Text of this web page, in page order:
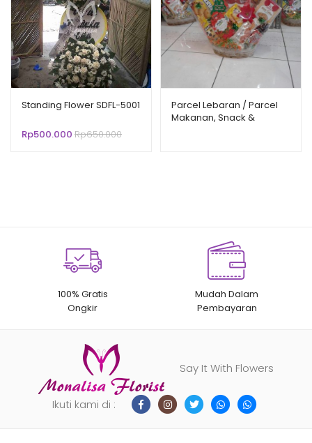
Standing Flower SDFL-5001
Rp500.000 Rp650.000
Parcel Lebaran / Parcel
Makanan, Snack &
100% Gratis
Ongkir
Mudah Dalam
Pembayaran
Say It With Flowers
Ikuti kami di :